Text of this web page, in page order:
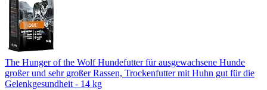
The Hunger of the Wolf Hundefutter für ausgewachsene Hunde
großer und sehr großer Rassen, Trockenfutter mit Huhn gut für die
Gelenkgesundheit - 14 kg